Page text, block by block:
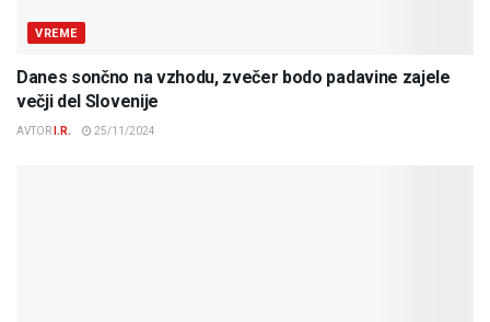
VREME
Danes sončno na vzhodu, zvečer bodo padavine zajele
večji del Slovenije
AVTOR I.R. 25/11/2024